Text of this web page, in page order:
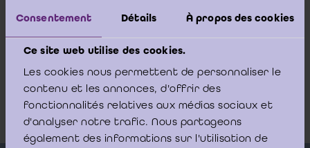
Consentement Détails À propos des cookies
Ce site web utilise des cookies.
Les cookies nous permettent de personnaliser le
contenu et les annonces, d'offrir des
fonctionnalités relatives aux médias sociaux et
d'analyser notre trafic. Nous partageons
également des informations sur l'utilisation de
zaterdag 23 mei 2026 - 09:00 -00:00
IBR/IRE - Bâtiment Phoenix Building - Koning
Albert II-laan, 19 Boulevard du Roi Albert II -
1210 Brussel/Bruxelles